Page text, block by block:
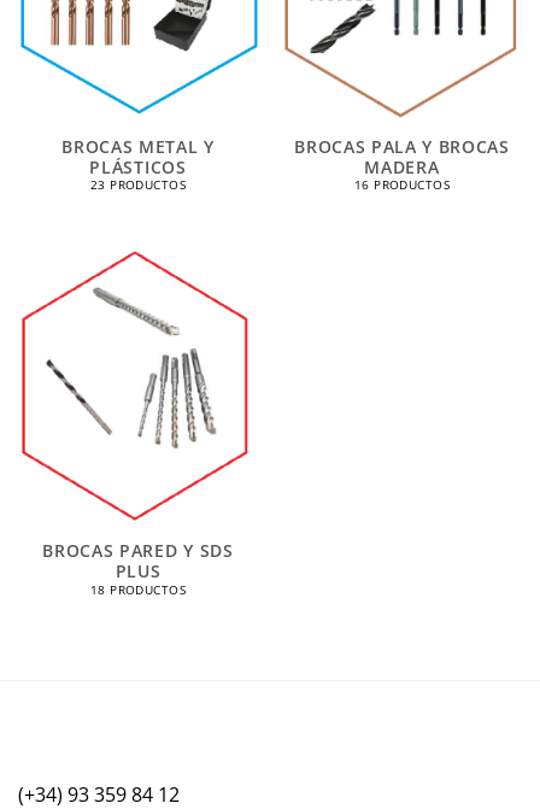
BROCAS METAL Y
PLÁSTICOS
23 PRODUCTOS
BROCAS PALA Y BROCAS
MADERA
16 PRODUCTOS
BROCAS PARED Y SDS
PLUS
18 PRODUCTOS
(+34) 93 359 84 12